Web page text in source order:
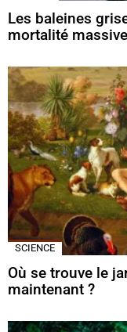
Les baleines
mortalité
SCIENCE
Où se trouve le
maintenant ?